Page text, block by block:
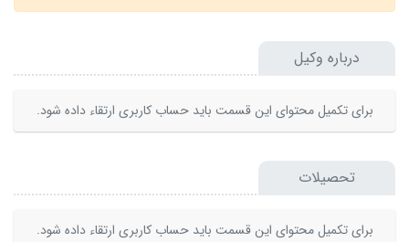
درباره وکیل
برای تکمیل محتوای این قسمت باید حساب کاربری ارتقاء داده شود.
تحصیلات
برای تکمیل محتوای این قسمت باید حساب کاربری ارتقاء داده شود.